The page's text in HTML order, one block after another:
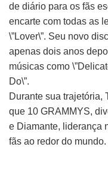
de diário para os fãs
encarte com todas as
\”Lover\”. Seu novo
apenas dois anos
músicas como
Do\”.
Durante sua trajetória,
que 10 GRAMMYS,
e Diamante, liderança
fãs ao redor do mundo.